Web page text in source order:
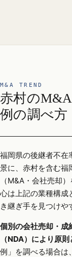
M&A TREND
赤村の
例の調べ方
福岡県の後継者不
景に、赤村を含む福
（M&A・会社売却
心は上記の業種構成
き継ぎ手を見つけや
個別の会社売却・成
（NDA）により原
例」を調べる場合は